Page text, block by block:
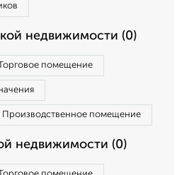
недвижимости (0)
помещение
Производственное помещение
недвижимости (0)